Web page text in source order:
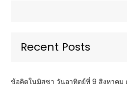
Recent Posts
ข้อคิดในมิสซา วันอาทิตย์ที่ 9 สิงหาคม